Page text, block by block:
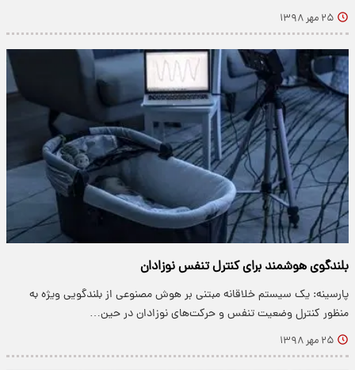
۲۵ مهر ۱۳۹۸
بلندگوی هوشمند برای کنترل تنفس نوزادان
پارسینه: یک سیستم خلاقانه مبتنی بر هوش مصنوعی از بلندگویی ویژه به
منظور کنترل وضعیت تنفس و حرکت‌های نوزادان در حین…
۲۵ مهر ۱۳۹۸